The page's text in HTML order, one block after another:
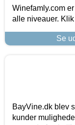
Winefamly.com
alle niveauer.
Se
BayVine.dk blev
kunder